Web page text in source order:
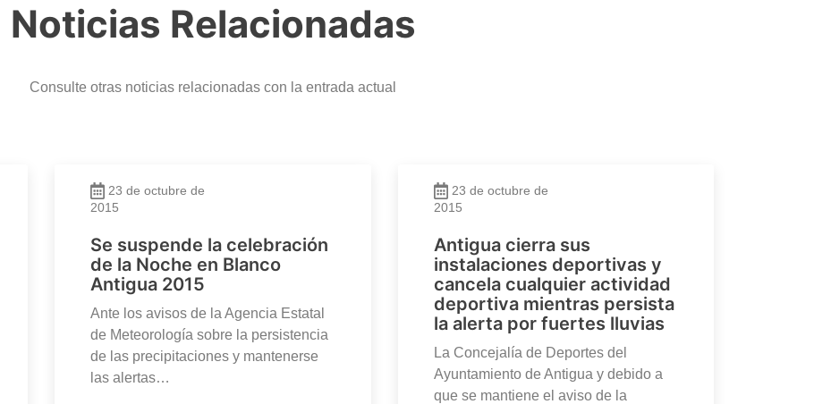
Noticias Relacionadas
Consulte otras noticias relacionadas con la entrada actual
23 de octubre de
2015
Se suspende la celebración
de la Noche en Blanco
Antigua 2015
Ante los avisos de la Agencia Estatal
de Meteorología sobre la persistencia
de las precipitaciones y mantenerse
las alertas…
23 de octubre de
2015
Antigua cierra sus
instalaciones deportivas y
cancela cualquier actividad
deportiva mientras persista
la alerta por fuertes lluvias
La Concejalía de Deportes del
Ayuntamiento de Antigua y debido a
que se mantiene el aviso de la